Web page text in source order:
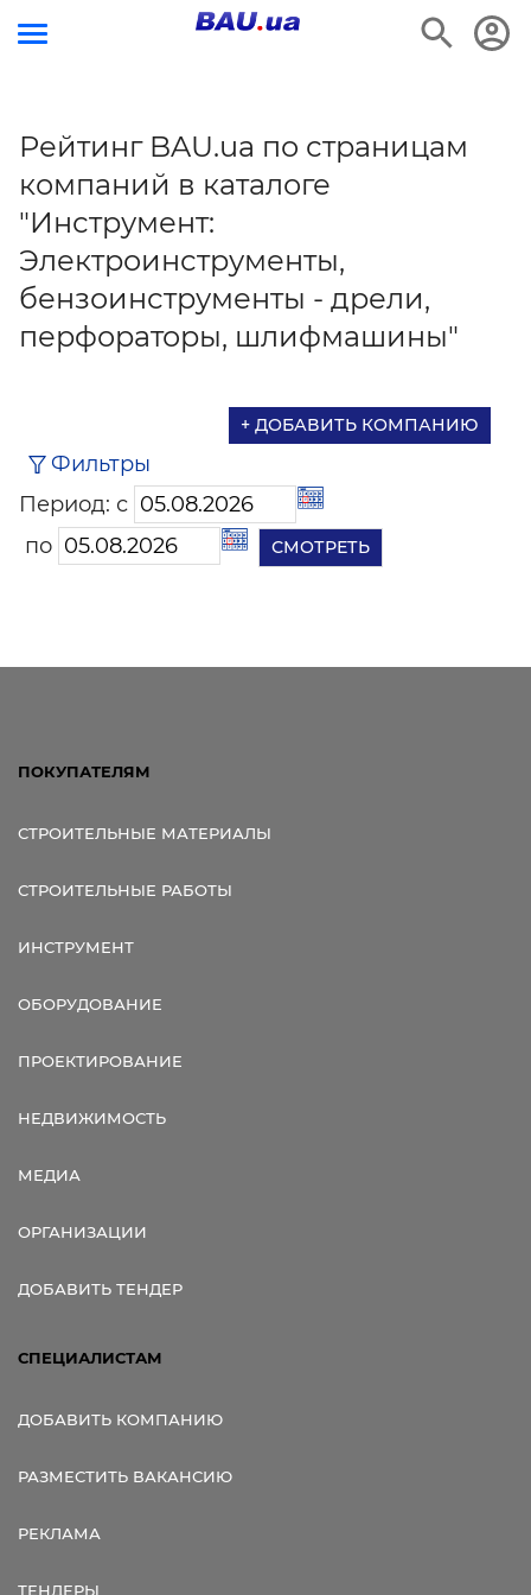
Рейтинг BAU.ua по страницам
компаний в каталоге
"Инструмент:
Электроинструменты,
бензоинструменты - дрели,
перфораторы, шлифмашины"
+ ДОБАВИТЬ КОМПАНИЮ
Фильтры
Период: с
по
ПОКУПАТЕЛЯМ
СТРОИТЕЛЬНЫЕ МАТЕРИАЛЫ
СТРОИТЕЛЬНЫЕ РАБОТЫ
ИНСТРУМЕНТ
ОБОРУДОВАНИЕ
ПРОЕКТИРОВАНИЕ
НЕДВИЖИМОСТЬ
МЕДИА
ОРГАНИЗАЦИИ
ДОБАВИТЬ ТЕНДЕР
СПЕЦИАЛИСТАМ
ДОБАВИТЬ КОМПАНИЮ
РАЗМЕСТИТЬ ВАКАНСИЮ
РЕКЛАМА
ТЕНДЕРЫ